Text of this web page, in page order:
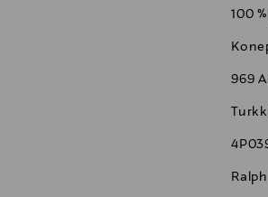
100
969